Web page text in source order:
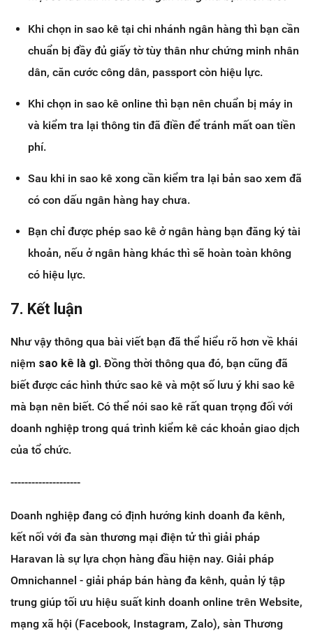
Khi chọn in sao kê tại chi nhánh ngân hàng thì bạn cần
chuẩn bị đầy đủ giấy tờ tùy thân như chứng minh nhân
dân, căn cước công dân, passport còn hiệu lực.
Khi chọn in sao kê online thì bạn nên chuẩn bị máy in
và kiểm tra lại thông tin đã điền để tránh mất oan tiền
phí.
Sau khi in sao kê xong cần kiểm tra lại bản sao xem đã
có con dấu ngân hàng hay chưa.
Bạn chỉ được phép sao kê ở ngân hàng bạn đăng ký tài
khoản, nếu ở ngân hàng khác thì sẽ hoàn toàn không
có hiệu lực.
7. Kết luận
Như vậy thông qua bài viết bạn đã thể hiểu rõ hơn về khái
niệm sao kê là gì. Đồng thời thông qua đó, bạn cũng đã
biết được các hình thức sao kê và một số lưu ý khi sao kê
mà bạn nên biết. Có thể nói sao kê rất quan trọng đối với
doanh nghiệp trong quá trình kiểm kê các khoản giao dịch
của tổ chức.
--------------------
Doanh nghiệp đang có định hướng kinh doanh đa kênh,
kết nối với đa sàn thương mại điện tử thì giải pháp
Haravan là sự lựa chọn hàng đầu hiện nay. Giải pháp
Omnichannel - giải pháp bán hàng đa kênh, quản lý tập
trung giúp tối ưu hiệu suất kinh doanh online trên Website,
mạng xã hội (Facebook, Instagram, Zalo), sàn Thương